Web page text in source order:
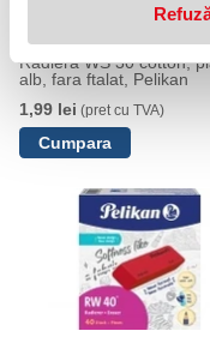
Radiera WS 30 cotton,
alb, fara ftalat, Pelikan
1,99 lei (pret cu TVA)